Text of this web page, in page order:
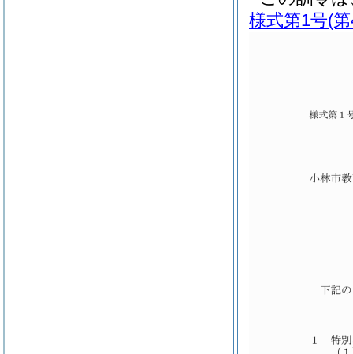
様式第1号(